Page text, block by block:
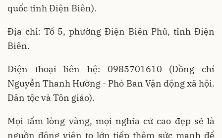
quốc tỉnh Điện Biên).
Địa chỉ: Tổ 5, phường Điện Biên Phủ, tỉnh Điện
Biên.
Điện thoại liên hệ: 0985701610 (Đồng chí
Nguyễn Thanh Hường - Phó Ban Vận động xã hội.
Dân tộc và Tôn giáo).
Mọi tấm lòng vàng, mọi nghĩa cử cao đẹp sẽ là
nguồn động viên to lớn tiếp thêm sức mạnh để